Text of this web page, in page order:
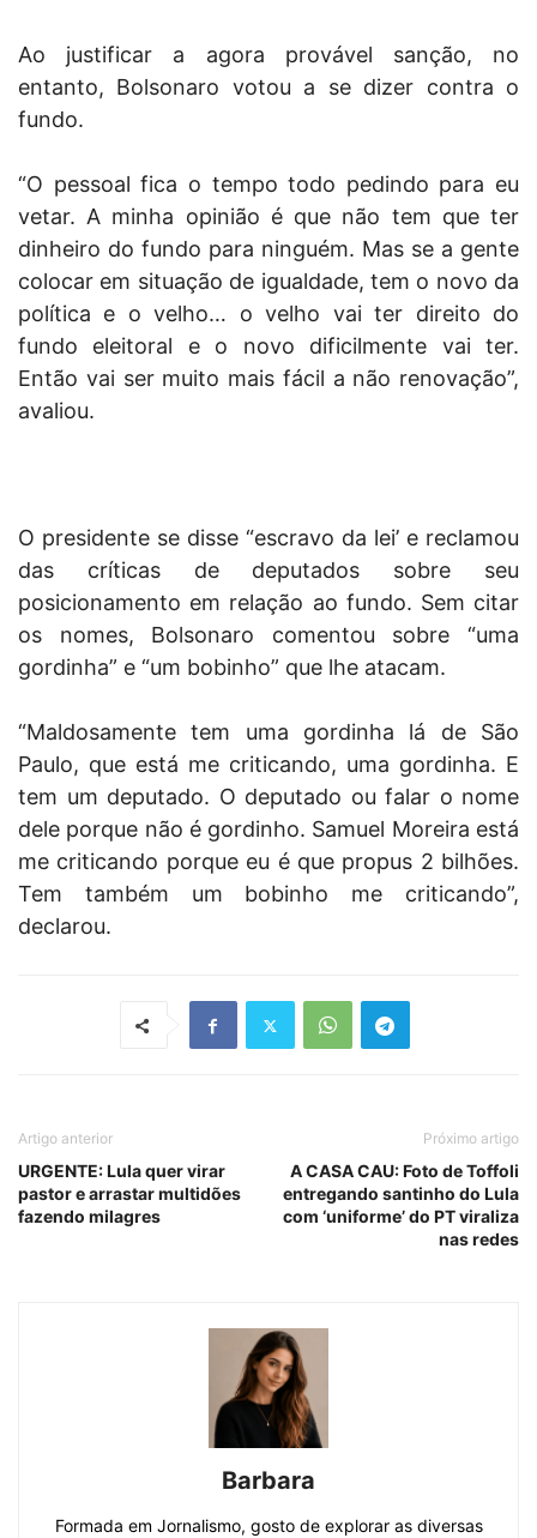
Ao justificar a agora provável sanção, no
entanto, Bolsonaro votou a se dizer contra o
fundo.
“O pessoal fica o tempo todo pedindo para eu
vetar. A minha opinião é que não tem que ter
dinheiro do fundo para ninguém. Mas se a gente
colocar em situação de igualdade, tem o novo da
política e o velho… o velho vai ter direito do
fundo eleitoral e o novo dificilmente vai ter.
Então vai ser muito mais fácil a não renovação”,
avaliou.
O presidente se disse “escravo da lei’ e reclamou
das críticas de deputados sobre seu
posicionamento em relação ao fundo. Sem citar
os nomes, Bolsonaro comentou sobre “uma
gordinha” e “um bobinho” que lhe atacam.
“Maldosamente tem uma gordinha lá de São
Paulo, que está me criticando, uma gordinha. E
tem um deputado. O deputado ou falar o nome
dele porque não é gordinho. Samuel Moreira está
me criticando porque eu é que propus 2 bilhões.
Tem também um bobinho me criticando”,
declarou.
Artigo anterior
URGENTE: Lula quer virar
pastor e arrastar multidões
fazendo milagres
Próximo artigo
A CASA CAU: Foto de Toffoli
entregando santinho do Lula
com ‘uniforme’ do PT viraliza
nas redes
Barbara
Formada em Jornalismo, gosto de explorar as diversas